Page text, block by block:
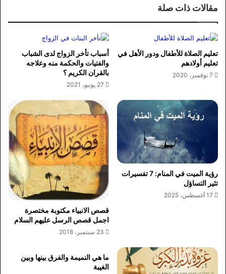
مقالات ذات صلة
تعليم الصلاة للأطفال ودور الأهل في
تعليم أولادهم
7 نوفمبر، 2020
أسباب تأخر الزواج لدى الشباب
والفتيات والحكمة منه وعلاجه
بالقران الكريم ؟
27 يونيو، 2021
رؤية الميت في المنام: 7 تفسيرات
تثير التساؤل
17 أغسطس، 2025
قصص الانبياء مكتوبة مختصرة
اجمل قصص الرسل عليهم السلام
23 سبتمبر، 2018
ما هي النميمة والفرق بينها وبين
الغيبة